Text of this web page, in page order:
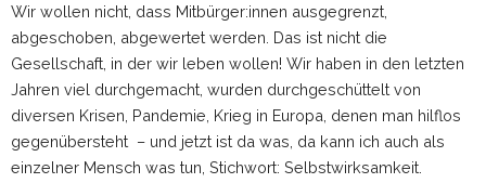
Wir wollen nicht, dass Mitbürger:innen ausgegrenzt,
abgeschoben, abgewertet werden. Das ist nicht die
Gesellschaft, in der wir leben wollen! Wir haben in den letzten
Jahren viel durchgemacht, wurden durchgeschüttelt von
diversen Krisen, Pandemie, Krieg in Europa, denen man hilflos
gegenübersteht – und jetzt ist da was, da kann ich auch als
einzelner Mensch was tun, Stichwort: Selbstwirksamkeit.